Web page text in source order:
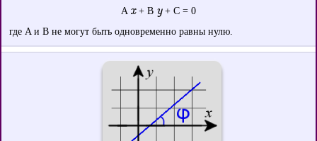
A x+ B y+ C = 0
где A и B не могут быть одновременно равны нулю.